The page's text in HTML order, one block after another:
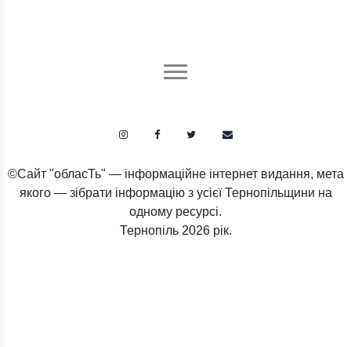
©Сайт "обласТь" — інформаційне інтернет видання, мета
якого — зібрати інформацію з усієї Тернопільщини на
одному ресурсі.
Тернопіль 2026 рік.